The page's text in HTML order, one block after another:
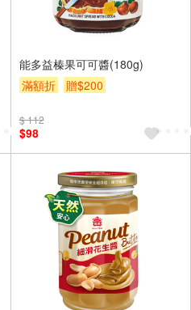
能多益榛果可可醬(180g)
滿額折
贈$200
$ 112
$98